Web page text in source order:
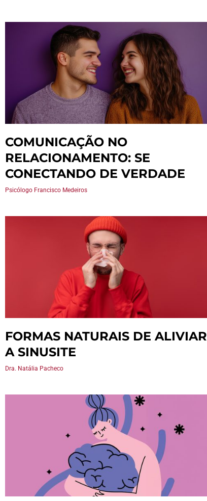
COMUNICAÇÃO NO
RELACIONAMENTO: SE
CONECTANDO DE VERDADE
Psicólogo Francisco Medeiros
FORMAS NATURAIS DE ALIVIAR
A SINUSITE
Dra. Natália Pacheco